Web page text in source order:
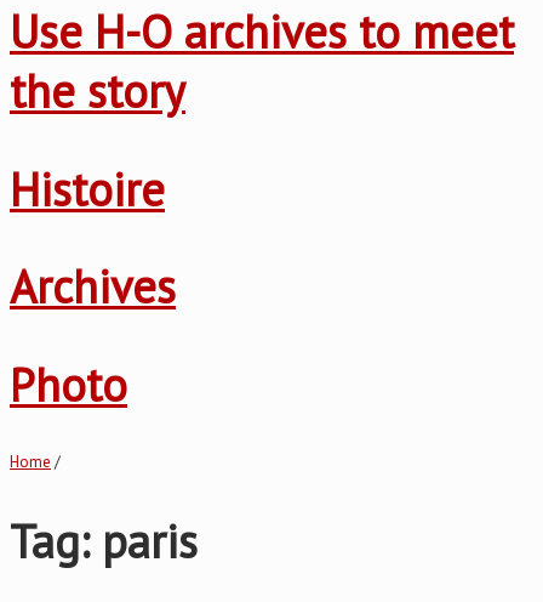
Use H-O archives to meet
the story
Histoire
Archives
Photo
Home /
Tag: paris